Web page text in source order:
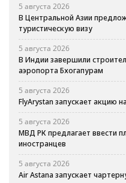
5 августа 2026
В Центральной Азии
туристическую визу
5 августа 2026
В Индии завершили
аэропорта Бхогапурам
5 августа 2026
FlyArystan запускает акцию
5 августа 2026
МВД РК предлагает ввести
иностранцев
5 августа 2026
Air Astana запускает